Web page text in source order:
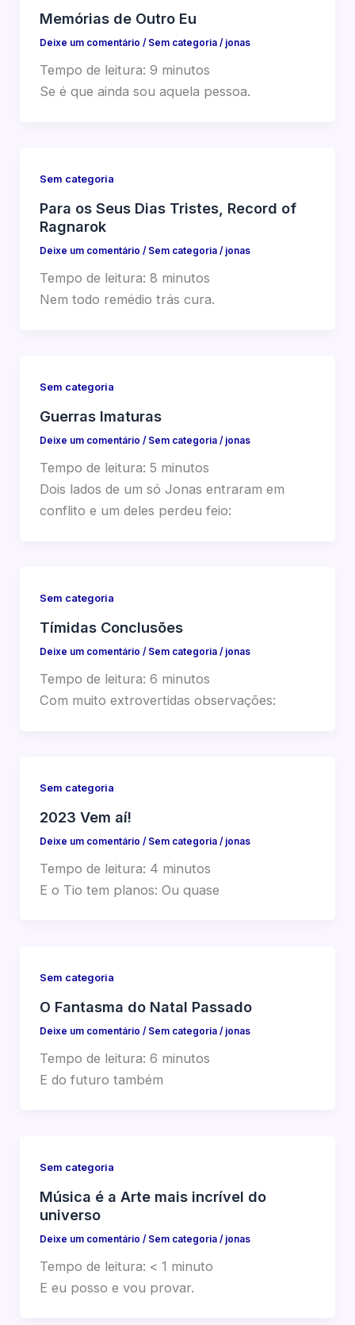
Memórias de Outro Eu
Deixe um comentário / Sem categoria/ jonas
Tempo de leitura: 9 minutos
Se é que ainda sou aquela pessoa.
Sem categoria
Para os Seus Dias Tristes, Record of
Ragnarok
Deixe um comentário / Sem categoria/ jonas
Tempo de leitura: 8 minutos
Nem todo remédio trás cura.
Sem categoria
Guerras Imaturas
Deixe um comentário / Sem categoria/ jonas
Tempo de leitura: 5 minutos
Dois lados de um só Jonas entraram em
conflito e um deles perdeu feio:
Sem categoria
Tímidas Conclusões
Deixe um comentário / Sem categoria/ jonas
Tempo de leitura: 6 minutos
Com muito extrovertidas observações:
Sem categoria
2023 Vem aí!
Deixe um comentário / Sem categoria/ jonas
Tempo de leitura: 4 minutos
E o Tio tem planos: Ou quase
Sem categoria
O Fantasma do Natal Passado
Deixe um comentário / Sem categoria/ jonas
Tempo de leitura: 6 minutos
E do futuro também
Sem categoria
Música é a Arte mais incrível do
universo
Deixe um comentário / Sem categoria/ jonas
Tempo de leitura: < 1 minuto
E eu posso e vou provar.